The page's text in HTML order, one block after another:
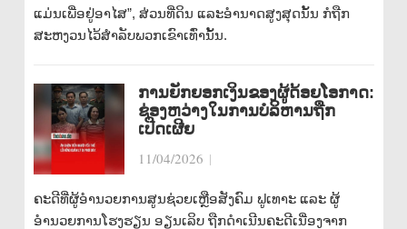
ແມ່ນເພື່ອຢູ່ອາໄສ”, ສ່ວນທີ່ດິນ ແລະອຳນາດສູງສຸດນັ້ນ ກໍຖືກ
ສະຫງວນໄວ້ສຳລັບພວກເຂົາເທົ່ານັ້ນ.
ການຍັກຍອກເງິນຂອງຜູ້ດ້ອຍໂອກາດ:
ຊ່ອງຫວ່າງໃນການບໍລິຫານຖືກ
ເປີດເຜີຍ
11/04/2026 |
ຄະດີທີ່ຜູ້ອຳນວຍການສູນຊ່ວຍເຫຼືອສັງຄົມ ຟູເທາະ ແລະ ຜູ້
ອຳນວຍການໂຮງຮຽນ ອຽນເລິບ ຖືກດຳເນີນຄະດີເນື່ອງຈາກ